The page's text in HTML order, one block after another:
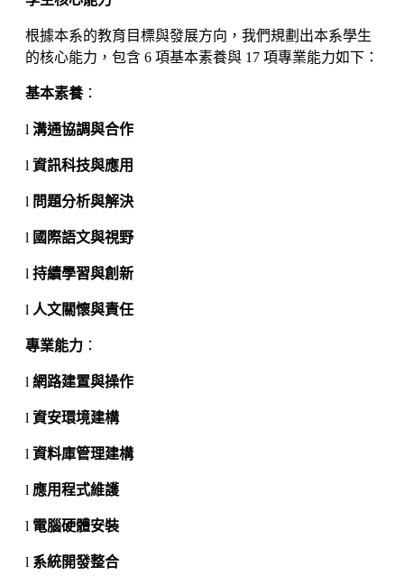
根據本系的教育目標與發展方向，我們規劃出本系學生
的核心能力，包含 6 項基本素養與 17 項專業能力如下：
基本素養 ：
l 溝通協調與合作
l 資訊科技與應用
l 問題分析與解決
l 國際語文與視野
l 持續學習與創新
l 人文關懷與責任
專業能力 ：
l 網路建置與操作
l 資安環境建構
l 資料庫管理建構
l 應用程式維護
l 電腦硬體安裝
l 系統開發整合